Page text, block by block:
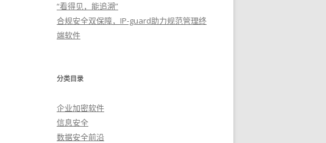
“看得见，能追溯”
合规安全双保障，IP-guard助力规范管理终
端软件
分类目录
企业加密软件
信息安全
数据安全前沿